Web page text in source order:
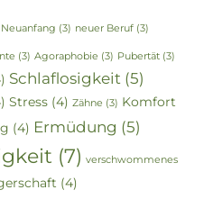
Neuanfang (3) neuer Beruf (3)
(3) Agoraphobie (3) Pubertät (3)
Schlaflosigkeit (5)
Stress (4) Zähne (3) Komfort
(4) Ermüdung (5)
(7) verschwommenes
(4)